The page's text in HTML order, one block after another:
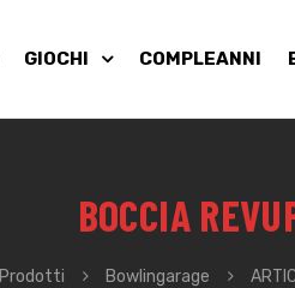
GIOCHI COMPLEANNI
BOCCIA
Prodotti Bowlingarage